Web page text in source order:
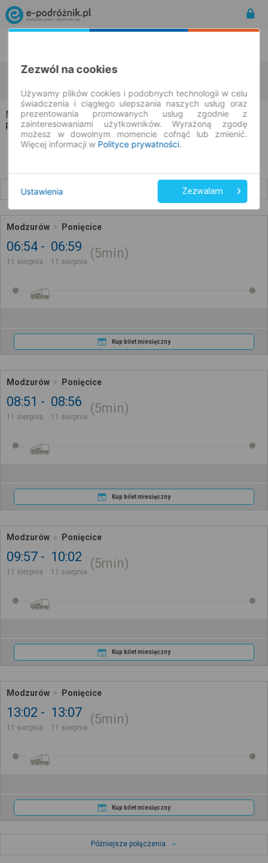
Modzurów Ponięcice
11.08.2026 | -- : --
Modzurów → Ponięcice
Rozkład jazdy i bilety
Modzurów Ponięcice
06:54
11 sierpnia
06:59
11 sierpnia
5min
Kup bilet miesięczny
Modzurów Ponięcice
08:51
11 sierpnia
08:56
11 sierpnia
5min
Kup bilet miesięczny
Modzurów Ponięcice
09:57
11 sierpnia
10:02
11 sierpnia
5min
Kup bilet miesięczny
Modzurów Ponięcice
13:02
11 sierpnia
13:07
11 sierpnia
5min
Kup bilet miesięczny
Późniejsze połączenia
Zezwól na cookies
Używamy plików cookies i podobnych technologii w celu
świadczenia i ciągłego ulepszania naszych usług oraz
prezentowania promowanych usług zgodnie z
zainteresowaniami użytkowników. Wyrażoną zgodę
możesz w dowolnym momencie cofnąć lub zmienić.
Więcej informacji w Polityce prywatności.
Ustawienia Zezwalam